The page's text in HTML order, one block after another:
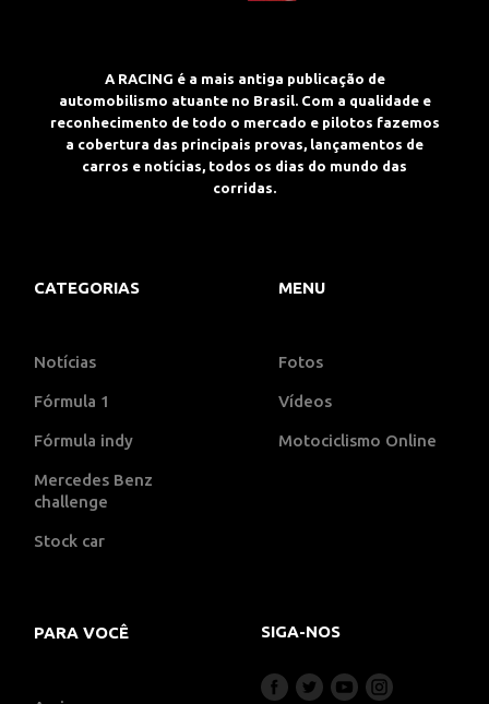
A RACING é a mais antiga publicação de
automobilismo atuante no Brasil. Com a qualidade e
reconhecimento de todo o mercado e pilotos fazemos
a cobertura das principais provas, lançamentos de
carros e notícias, todos os dias do mundo das
corridas.
CATEGORIAS
Notícias
Fórmula 1
Fórmula indy
Mercedes Benz
challenge
Stock car
MENU
Fotos
Vídeos
Motociclismo Online
PARA VOCÊ SIGA-NOS